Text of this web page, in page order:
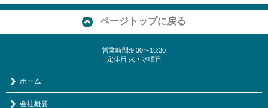
ページトップに戻る
営業時間:9:30〜18:30
定休日:火・水曜日
ホーム
会社概要